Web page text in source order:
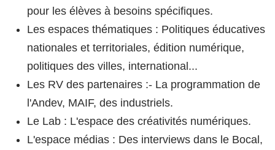
pour les élèves à besoins spécifiques.
Les espaces thématiques : Politiques éducatives
nationales et territoriales, édition numérique,
politiques des villes, international...
Les RV des partenaires :- La programmation de
l'Andev, MAIF, des industriels.
Le Lab : L'espace des créativités numériques.
L'espace médias : Des interviews dans le Bocal,